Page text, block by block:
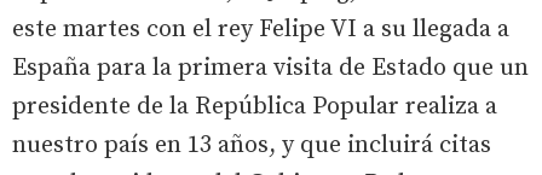
este martes con el rey Felipe VI a su llegada a
España para la primera visita de Estado que un
presidente de la República Popular realiza a
nuestro país en 13 años, y que incluirá citas